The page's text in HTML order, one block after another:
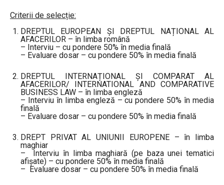
Criterii de selecție:
DREPTUL EUROPEAN ȘI DREPTUL NAȚIONAL AL
AFACERILOR – în limba română
– Interviu – cu pondere 50% în media finală
– Evaluare dosar – cu pondere 50% în media finală
DREPTUL INTERNAȚIONAL ȘI COMPARAT AL
AFACERILOR/ INTERNATIONAL AND COMPARATIVE
BUSINESS LAW – în limba engleză
– Interviu în limba engleză – cu pondere 50% în media
finală
– Evaluare dosar – cu pondere 50% în media finală
DREPT PRIVAT AL UNIUNII EUROPENE – în limba
maghiar
– Interviu în limba maghiară (pe baza unei tematici
afișate) – cu pondere 50% în media finală
– Evaluare dosar – cu pondere 50% în media finală